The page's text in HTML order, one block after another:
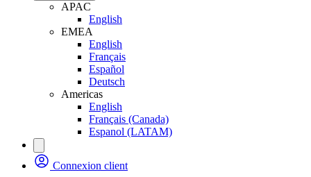
APAC
English
EMEA
English
Français
Español
Deutsch
Americas
English
Français (Canada)
Espanol (LATAM)
Connexion client